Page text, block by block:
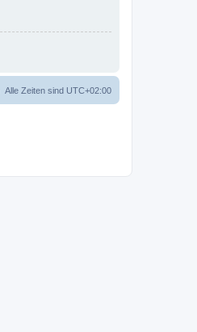
Alle Zeiten sind UTC+02:00